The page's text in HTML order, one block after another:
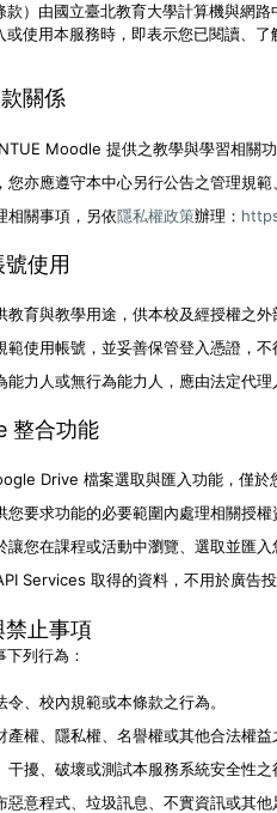
款）由國立臺北教育大學計算機與網
使用本服務時，即表示您已閱讀、
關係
Moodle 提供之教學與學習相關
您亦應遵守本中心另行公告之管理規
相關事項，另依隱私權政策辦理：
使用
教育與教學用途，供本校及經授權之外
範使用帳號，並妥善保管登入憑證，
能力人或無行為能力人，應由法定代
整合功能
Drive 檔案選取與匯入功能，僅
您要求功能的必要範圍內處理相關授
讓您在課程或活動中瀏覽、選取並匯
Services 取得的資料，不用於廣告
禁止事項
列行為：
、校內規範或本條款之行為。
產權、隱私權、名譽權或其他合法權益
干擾、破壞或測試本服務系統安全性之
惡意程式、垃圾訊息、不實資訊或其他